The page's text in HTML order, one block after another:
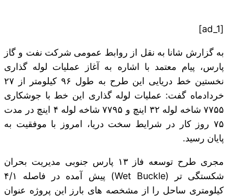
[ad_1]
به گزارش شانا به نقل از روابط عمومی شرکت نفت و گاز
پارس، پیام معتمد با اشاره به آغاز عملیات لوله گذاری
نخستین خط دریایی این طرح به طول ۹۶ کیلومتر از ۲۷
خردادماه گفت: عملیات لوله گذاری این خط با جوشکاری
۷۷۵۵ شاخه لوله ۳۲ اینچ و ۷۷۹۵ شاخه لوله ۴ اینچ در مدت
۷۵ روز کار در شرایط سخت دریا، امروز با موفقیت به
پایان رسید.
مجری طرح توسعه فاز ۱۳ پارس جنوبی مدیریت بحران
شکستگی تر (Wet Buckle) پیش آمده در فاصله ۴/۱
کیلومتری ساحل را از مشخصه های بارز این پروژه عنوان